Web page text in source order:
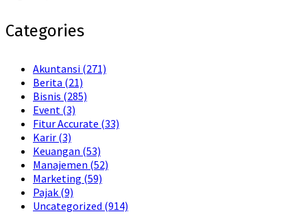
Categories
Akuntansi (271)
Berita (21)
Bisnis (285)
Event (3)
Fitur Accurate (33)
Karir (3)
Keuangan (53)
Manajemen (52)
Marketing (59)
Pajak (9)
Uncategorized (914)